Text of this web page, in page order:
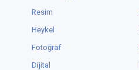
Resim
Heykel
Fotoğraf
Dijital